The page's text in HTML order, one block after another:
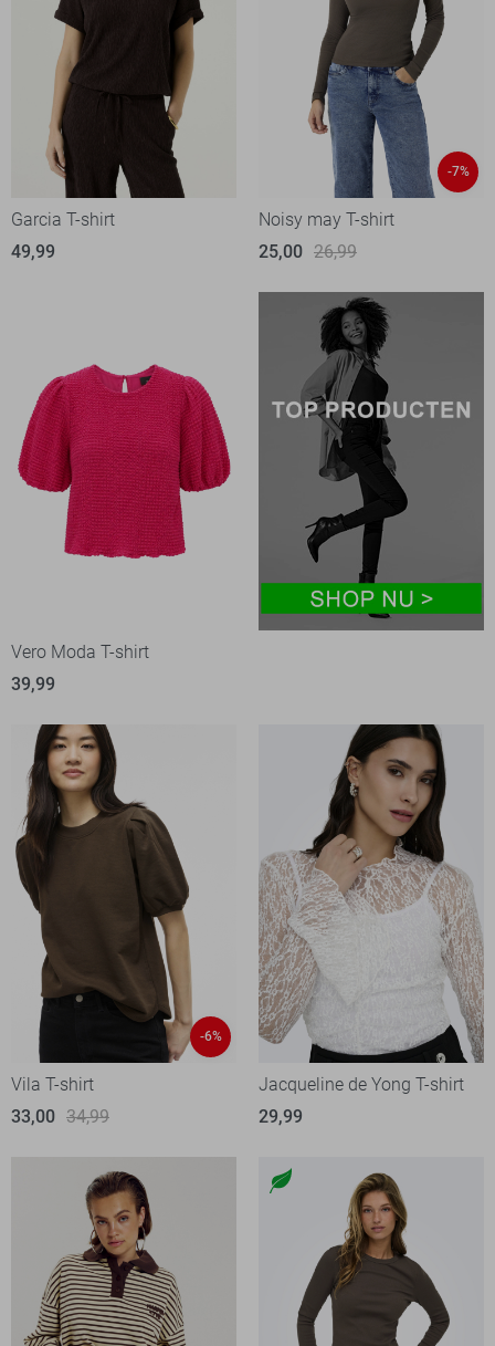
Garcia T-shirt
49,99
-7%
Noisy may T-shirt
25,00 26,99
Vero Moda T-shirt
39,99
-6%
Vila T-shirt
33,00 34,99
Jacqueline de Yong T-shirt
29,99